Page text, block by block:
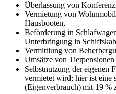
Überlassung von
Vermietung von
Hausbooten,
Beförderung in
Unterbringung in
Vermittlung von
Umsätze von
Selbstnutzung der eigenen
vermietet wird; hier ist eine
(Eigenverbrauch) mit 19 %